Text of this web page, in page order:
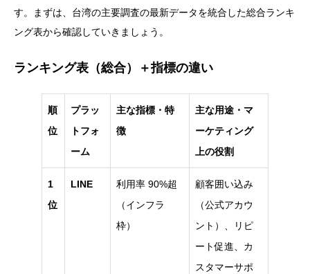
す。まずは、台湾の主要調査の最新データを統合した総合ランキ
ング表から確認していきましょう。
ランキング表（総合）＋指標の違い
順
位
プラッ
トフォ
ーム
主な指標・特
徴
主な用途・マ
ーケティング
上の役割
1
位
LINE
利用率 90%超
（インフラ
枠）
顧客囲い込み
（公式アカウ
ント）、リピ
ート促進、カ
スタマーサポ